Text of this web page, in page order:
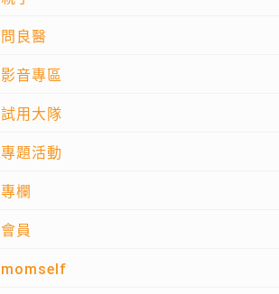
問良醫
影音專區
試用大隊
專題活動
專欄
會員
momself